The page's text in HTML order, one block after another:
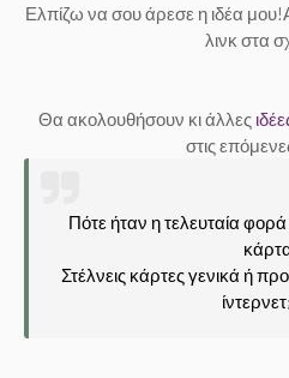
Ελπίζω να σου άρεσε η ιδέα
λινκ στα
Θα ακολουθήσουν κι άλλες
στις
Πότε ήταν η τελευταία φορά
Στέλνεις κάρτες γενικά ή